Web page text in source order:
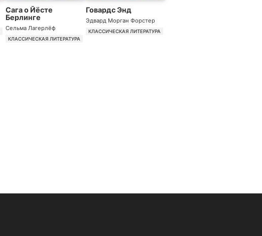
Сага о Йёсте
Берлинге
Сельма Лагерлёф
КЛАССИЧЕСКАЯ ЛИТЕРАТУРА
Говардс Энд
Эдвард Морган Форстер
КЛАССИЧЕСКАЯ ЛИТЕРАТУРА